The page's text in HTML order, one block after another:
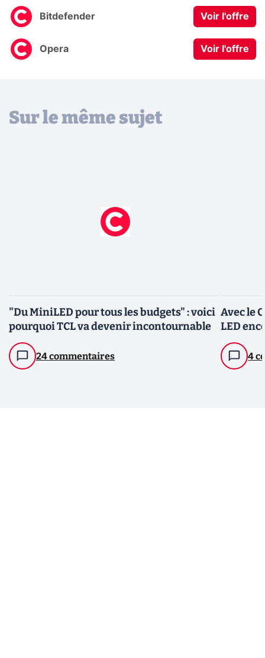
Bitdefender Voir l'offre
Opera Voir l'offre
Sur le même sujet
"Du MiniLED pour tous les budgets" : voici
pourquoi TCL va devenir incontournable
24 commentaires
Avec le
LED
4